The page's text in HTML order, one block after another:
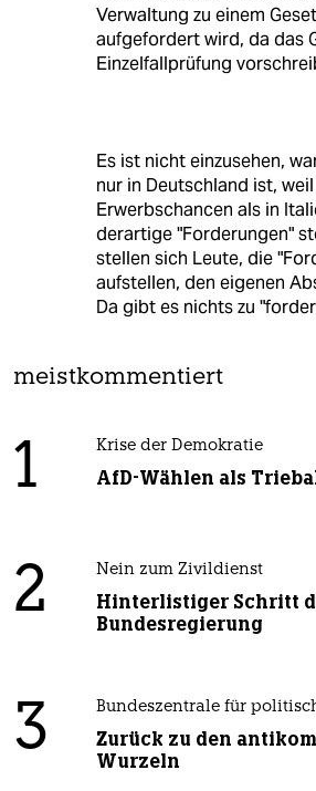
Verwaltung zu einem
aufgefordert wird, da das
Einzelfallprüfung
Es ist nicht einzusehen,
nur in Deutschland ist,
Erwerbschancen als in
derartige "Forderungen"
stellen sich Leute, die
aufstellen, den eigenen
Da gibt es nichts zu
meistkommentiert
1 Krise der Demokratie
AfD-Wählen als
2 Nein zum Zivildienst
Hinterlistiger Schritt
Bundesregierung
3 Bundeszentrale für
Zurück zu den
Wurzeln